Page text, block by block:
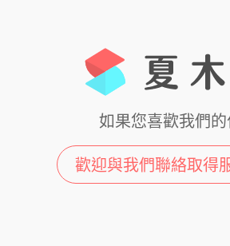
如果您喜歡我們的
歡迎與我們聯絡取得